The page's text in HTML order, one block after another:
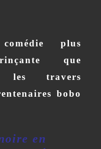
plus
que
les travers
bobo
en